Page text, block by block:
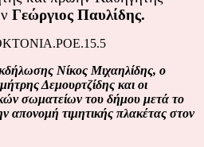
Γεώργιος Παυλίδης.
Νίκος Μιχαηλίδης, ο
Δεμουρτζίδης και οι
σωματείων του δήμου μετά το
απονομή τιμητικής πλακέτας στον